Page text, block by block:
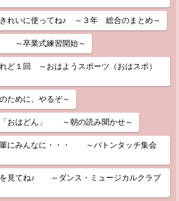
れいに使ってね♪ ～３年 総合のまとめ～
～卒業式練習開始～
ど１回 ～おはようスポーツ（おはスポ）
ために、やるぞ～
「おはどん」 ～朝の読み聞かせ～
にみんなに・・・ ～バトンタッチ集会
を見てね♪ ～ダンス・ミュージカルクラブ